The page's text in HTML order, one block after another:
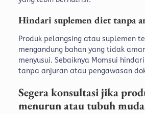
Hindari suplemen diet tanpa
Produk pelangsing atau suplemen
mengandung bahan yang tidak
menyusui. Sebaiknya Momsui
tanpa anjuran atau pengawasan
Segera konsultasi jika
menurun atau tubuh